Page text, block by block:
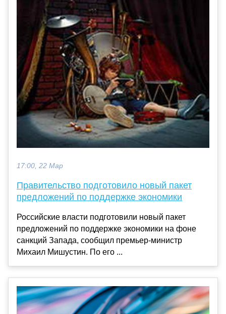
17:00, 22 Мар
Правительство подготовило новый пакет
предложений по поддержке экономики
Российские власти подготовили новый пакет
предложений по поддержке экономики на фоне
санкций Запада, сообщил премьер-министр
Михаил Мишустин. По его ...